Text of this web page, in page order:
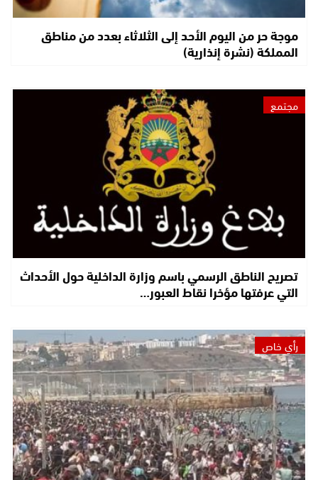
موجة حر من اليوم الأحد إلى الثلاثاء بعدد من مناطق
المملكة (نشرة إنذارية)
مجتمع
تصريح الناطق الرسمي باسم وزارة الداخلية حول الأحداث
التي عرفتها مؤخرا نقاط العبور…
رأي خاص